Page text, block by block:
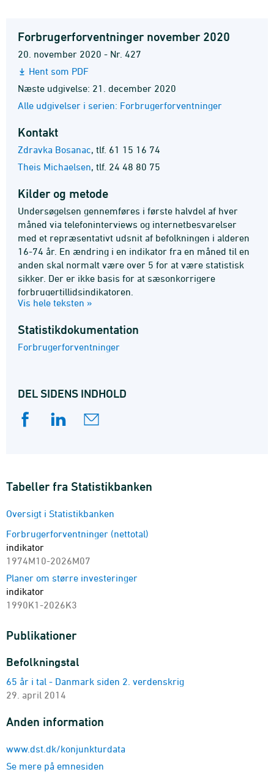
Forbrugerforventninger november 2020
20. november 2020 - Nr. 427
Hent som PDF
Næste udgivelse: 21. december 2020
Alle udgivelser i serien: Forbrugerforventninger
Kontakt
Zdravka Bosanac, tlf. 61 15 16 74
Theis Michaelsen, tlf. 24 48 80 75
Kilder og metode
Undersøgelsen gennemføres i første halvdel af hver
måned via telefoninterviews og internetbesvarelser
med et repræsentativt udsnit af befolkningen i alderen
16-74 år. En ændring i en indikator fra en måned til en
anden skal normalt være over 5 for at være statistisk
sikker. Der er ikke basis for at sæsonkorrigere
forbrugertillidsindikatoren.
Vis hele teksten »
Statistik­dokumentation
Forbrugerforventninger
DEL SIDENS INDHOLD
Tabeller fra Statistikbanken
Oversigt i Statistikbanken
Forbrugerforventninger (nettotal)
indikator
1974M10-2026M07
Planer om større investeringer
indikator
1990K1-2026K3
Publikationer
Befolkningstal
65 år i tal - Danmark siden 2. verdenskrig
29. april 2014
Anden information
www.dst.dk/konjunkturdata
Se mere på emnesiden